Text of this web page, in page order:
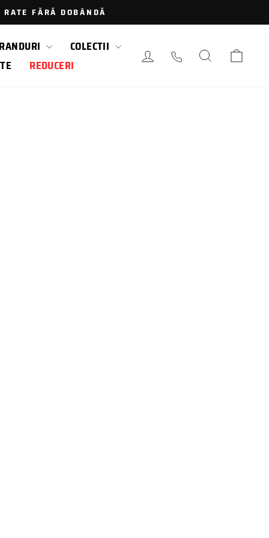
FĂRĂ DOBÂNDĂ
COLECTII
REDUCERI
AUTENTIFICARE /CAUTARE